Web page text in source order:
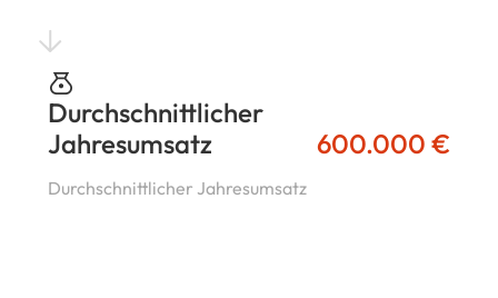
Durchschnittlicher
Jahresumsatz
Durchschnittlicher Jahresumsatz
600.000 €